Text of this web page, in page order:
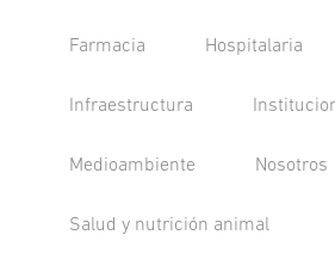
Farmacia Hospitalaria
Infraestructura
Medioambiente Nosotros
Salud y nutrición animal